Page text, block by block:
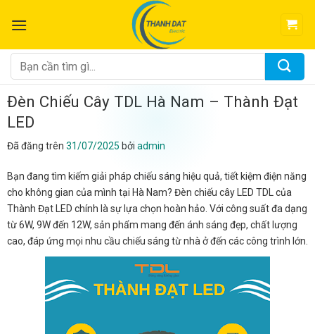
đến
dung
Tìm
kiếm:
Đèn Chiếu Cây TDL Hà Nam – Thành Đạt
LED
Đã đăng trên 31/07/2025 bởi admin
Bạn đang tìm kiếm giải pháp chiếu sáng hiệu quả, tiết kiệm điện năng
cho không gian của mình tại Hà Nam? Đèn chiếu cây LED TDL của
Thành Đạt LED chính là sự lựa chọn hoàn hảo. Với công suất đa dạng
từ 6W, 9W đến 12W, sản phẩm mang đến ánh sáng đẹp, chất lượng
cao, đáp ứng mọi nhu cầu chiếu sáng từ nhà ở đến các công trình lớn.